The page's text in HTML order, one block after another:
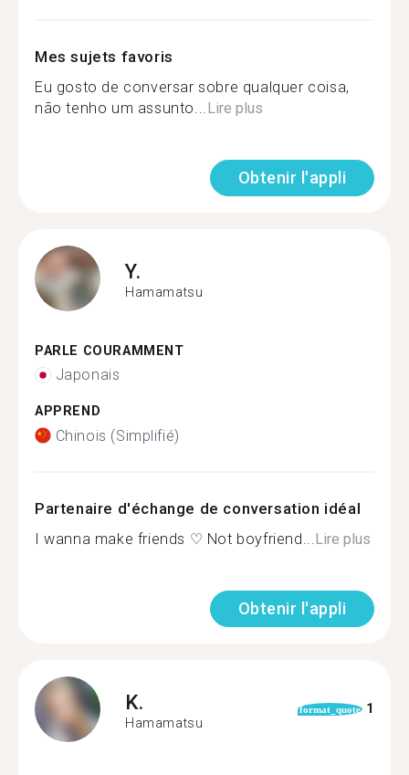
Mes sujets favoris
Eu gosto de conversar sobre qualquer coisa,
não tenho um assunto... Lire plus
Obtenir l'appli
Y.
Hamamatsu
PARLE COURAMMENT
Japonais
APPREND
Chinois (Simplifié)
Partenaire d'échange de conversation idéal
I wanna make friends ♡ Not boyfriend... Lire plus
Obtenir l'appli
K.
Hamamatsu
format_quote 1